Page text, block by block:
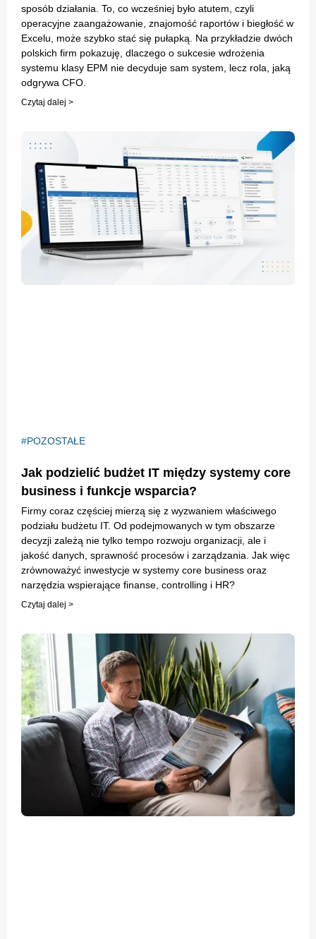
sposób działania. To, co wcześniej było atutem, czyli
operacyjne zaangażowanie, znajomość raportów i biegłość w
Excelu, może szybko stać się pułapką. Na przykładzie dwóch
polskich firm pokazuję, dlaczego o sukcesie wdrożenia
systemu klasy EPM nie decyduje sam system, lecz rola, jaką
odgrywa CFO.
Czytaj dalej >
POZOSTAŁE
Jak podzielić budżet IT między systemy core
business i funkcje wsparcia?
Firmy coraz częściej mierzą się z wyzwaniem właściwego
podziału budżetu IT. Od podejmowanych w tym obszarze
decyzji zależą nie tylko tempo rozwoju organizacji, ale i
jakość danych, sprawność procesów i zarządzania. Jak więc
zrównoważyć inwestycje w systemy core business oraz
narzędzia wspierające finanse, controlling i HR?
Czytaj dalej >